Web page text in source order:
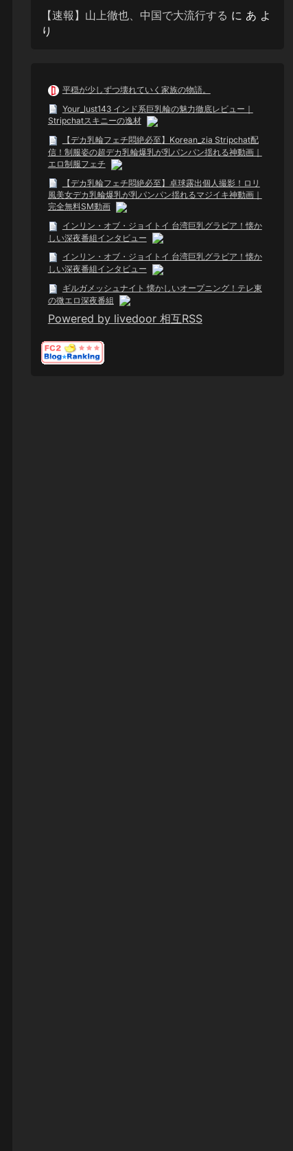
【速報】山上徹也、中国で大流行する に あ よ
り
平穏が少しずつ壊れていく家族の物語。
Your_lust143 インド系巨乳輪の魅力徹底レビュー｜
Stripchatスキニーの逸材
【デカ乳輪フェチ悶絶必至】Korean_zia Stripchat配
信！制服姿の超デカ乳輪爆乳が乳パンパン揺れる神動画｜
エロ制服フェチ
【デカ乳輪フェチ悶絶必至】卓球露出個人撮影！ロリ
風美女デカ乳輪爆乳が乳パンパン揺れるマジイキ神動画｜
完全無料SM動画
インリン・オブ・ジョイトイ 台湾巨乳グラビア！懐か
しい深夜番組インタビュー
インリン・オブ・ジョイトイ 台湾巨乳グラビア！懐か
しい深夜番組インタビュー
ギルガメッシュナイト 懐かしいオープニング！テレ東
の微エロ深夜番組
Powered by livedoor 相互RSS